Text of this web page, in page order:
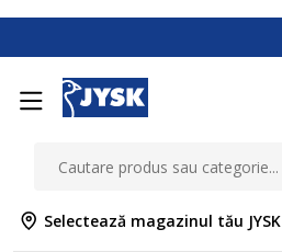
Selectează magazinul tău JYSK